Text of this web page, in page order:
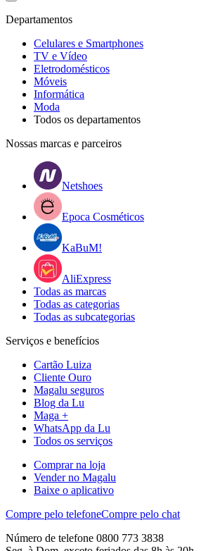
Departamentos
Celulares e Smartphones
TV e Vídeo
Eletrodomésticos
Móveis
Informática
Moda
Todos os departamentos
Nossas marcas e parceiros
Netshoes
Epoca Cosméticos
KaBuM!
AliExpress
Todas as marcas
Todas as categorias
Todas as subcategorias
Serviços e benefícios
Cartão Luiza
Cliente Ouro
Magalu seguros
Blog da Lu
Maga +
WhatsApp da Lu
Todos os serviços
Comprar na loja
Vender no Magalu
Baixe o aplicativo
Compre pelo telefoneCompre pelo chat
Número de telefone 0800 773 3838